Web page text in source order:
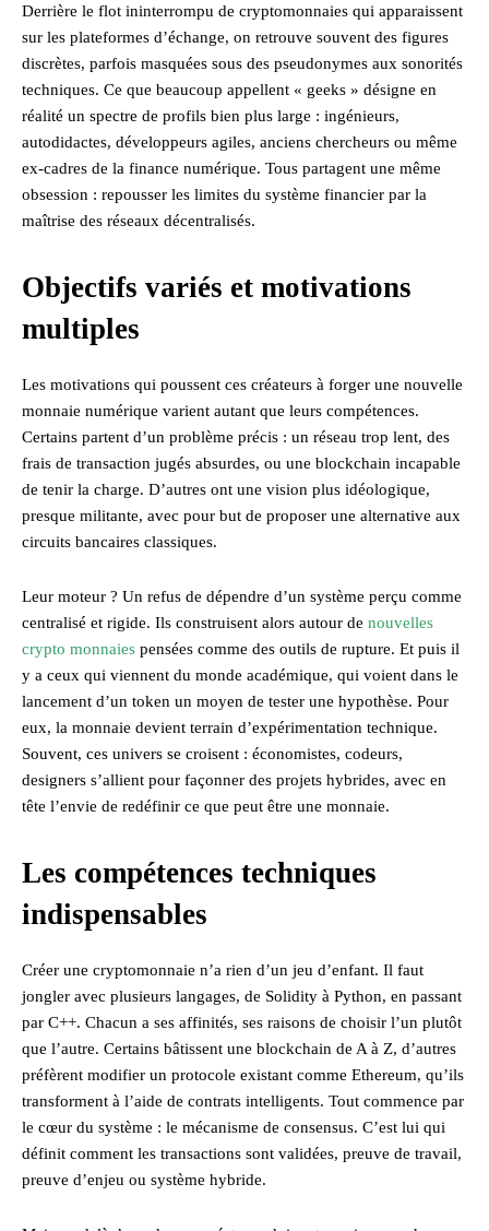
Derrière le flot ininterrompu de cryptomonnaies qui apparaissent
sur les plateformes d’échange, on retrouve souvent des figures
discrètes, parfois masquées sous des pseudonymes aux sonorités
techniques. Ce que beaucoup appellent « geeks » désigne en
réalité un spectre de profils bien plus large : ingénieurs,
autodidactes, développeurs agiles, anciens chercheurs ou même
ex-cadres de la finance numérique. Tous partagent une même
obsession : repousser les limites du système financier par la
maîtrise des réseaux décentralisés.
Objectifs variés et motivations
multiples
Les motivations qui poussent ces créateurs à forger une nouvelle
monnaie numérique varient autant que leurs compétences.
Certains partent d’un problème précis : un réseau trop lent, des
frais de transaction jugés absurdes, ou une blockchain incapable
de tenir la charge. D’autres ont une vision plus idéologique,
presque militante, avec pour but de proposer une alternative aux
circuits bancaires classiques.
Leur moteur ? Un refus de dépendre d’un système perçu comme
centralisé et rigide. Ils construisent alors autour de nouvelles
crypto monnaies pensées comme des outils de rupture. Et puis il
y a ceux qui viennent du monde académique, qui voient dans le
lancement d’un token un moyen de tester une hypothèse. Pour
eux, la monnaie devient terrain d’expérimentation technique.
Souvent, ces univers se croisent : économistes, codeurs,
designers s’allient pour façonner des projets hybrides, avec en
tête l’envie de redéfinir ce que peut être une monnaie.
Les compétences techniques
indispensables
Créer une cryptomonnaie n’a rien d’un jeu d’enfant. Il faut
jongler avec plusieurs langages, de Solidity à Python, en passant
par C++. Chacun a ses affinités, ses raisons de choisir l’un plutôt
que l’autre. Certains bâtissent une blockchain de A à Z, d’autres
préfèrent modifier un protocole existant comme Ethereum, qu’ils
transforment à l’aide de contrats intelligents. Tout commence par
le cœur du système : le mécanisme de consensus. C’est lui qui
définit comment les transactions sont validées, preuve de travail,
preuve d’enjeu ou système hybride.